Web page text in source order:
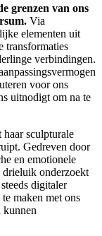
grenzen van ons
Via
elementen uit
transformaties
verbindingen.
voor ons
uitnodigt om na te
sculpturale
Gedreven door
en emotionele
drieluik onderzoekt
digitaler
maken met ons
kunnen